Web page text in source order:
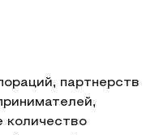
партнерств
количество